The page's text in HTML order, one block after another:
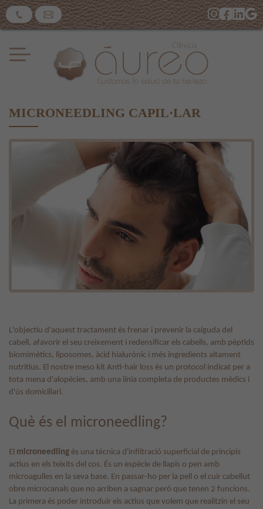
MICRONEEDLING CAPIL·LAR
L'objectiu d'aquest tractament és frenar i prevenir la caiguda del
cabell, afavorir el seu creixement i redensificar els cabells, amb pèptids
biomimètics, liposomes, àcid hialurònic i més ingredients altament
nutritius. El nostre meso kit Anti-hair loss és un protocol indicat per a
tota mena d'alopècies, amb una línia completa de productes mèdics i
d'ús domiciliari.
Què és el microneedling?
El microneedling és una tècnica d'infiltració superficial de principis
actius en els teixits del cos. És un espècie de llapis o pen amb
microagulles en la seva base. En passar-ho per la pell o el cuir cabellut
obre microcanals que no arriben a sagnar però que tenen 2 funcions.
La primera és poder introduir els actius que volem que realitzin el seu